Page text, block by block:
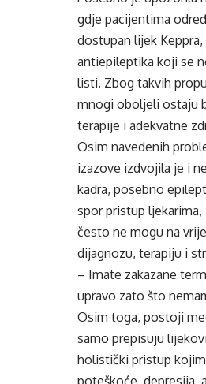
gdje pacijentima
dostupan lijek
antiepileptika koji se
listi. Zbog takvih
mnogi oboljeli ostaju
terapije i adekvatne
Osim navedenih
izazove izdvojila je i
kadra, posebno
spor pristup
često ne mogu na
dijagnozu, terapiju i
– Imate zakazane
upravo zato što
Osim toga, postoji
samo prepisuju
holistički pristup
poteškoće, depresija,